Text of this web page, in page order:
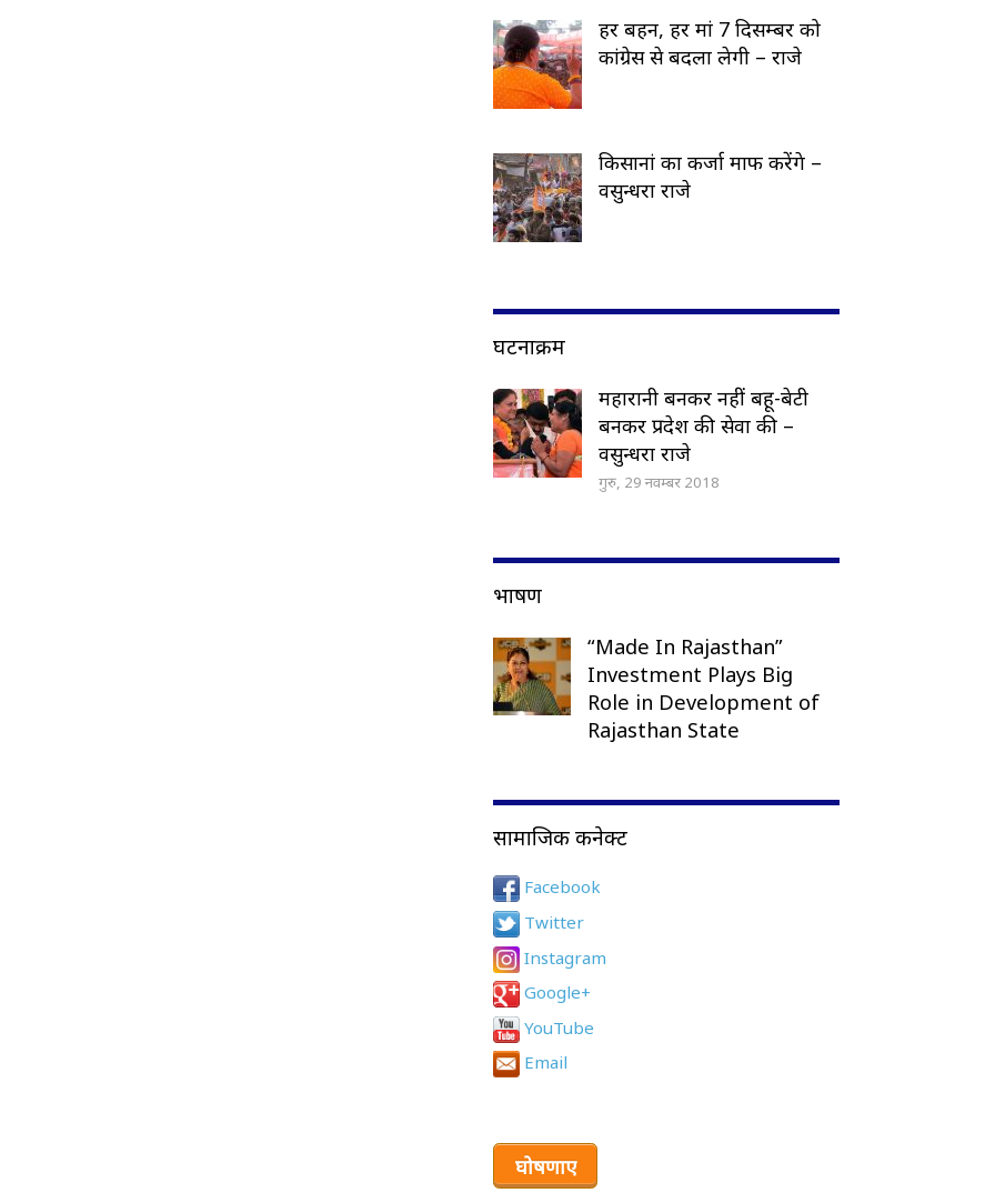
हर बहन, हर मां 7 दिसम्बर को
कांग्रेस से बदला लेगी – राजे
किसानां का कर्जा माफ करेंगे –
वसुन्धरा राजे
घटनाक्रम
महारानी बनकर नहीं बहू-बेटी
बनकर प्रदेश की सेवा की –
वसुन्धरा राजे
गुरु, 29 नवम्बर 2018
भाषण
“Made In Rajasthan”
Investment Plays Big
Role in Development of
Rajasthan State
सामाजिक कनेक्ट
Facebook
Twitter
Instagram
Google+
YouTube
Email
घोषणाए